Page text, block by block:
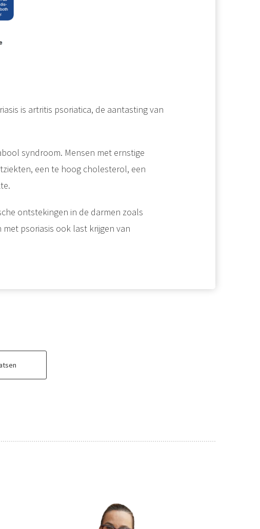
is artritis psoriatica, de aantasting van
syndroom. Mensen met ernstige
een te hoog cholesterol, een
ontstekingen in de darmen zoals
psoriasis ook last krijgen van